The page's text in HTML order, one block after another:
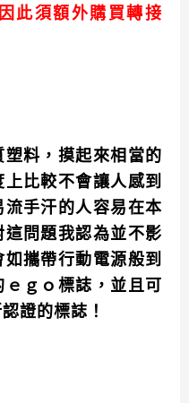
此須額外購買轉接
料，摸起來相當的
比較不會讓人感到
手汗的人容易在本
問題我認為並不影
攜帶行動電源般到
ｇｏ標誌，並且可
證的標誌！